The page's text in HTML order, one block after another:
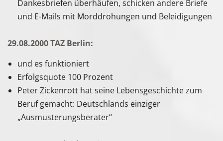
Dankesbriefen überhäufen, schicken andere Briefe
und E-Mails mit Morddrohungen und Beleidigungen
29.08.2000 TAZ Berlin:
und es funktioniert
Erfolgsquote 100 Prozent
Peter Zickenrott hat seine Lebensgeschichte zum
Beruf gemacht: Deutschlands einziger
„Ausmusterungsberater“